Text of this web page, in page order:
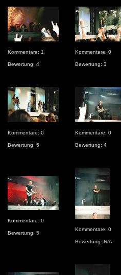
Kommentare: 1
Bewertung: 4
Kommentare: 0
Bewertung: 3
Kommentare: 0
Bewertung: 5
Kommentare: 0
Bewertung: 4
Kommentare: 0
Bewertung: 5
Kommentare: 0
Bewertung: N/A